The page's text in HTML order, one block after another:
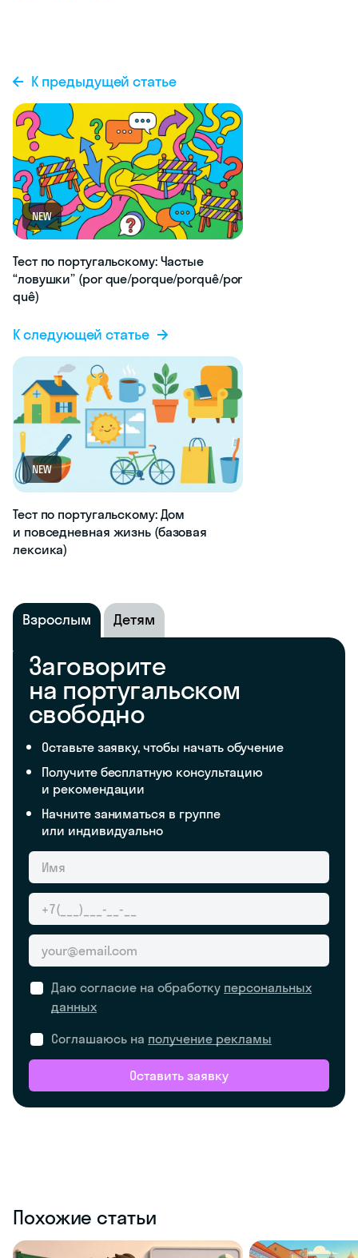
К предыдущей статье
NEW
Тест по португальскому: Частые
“ловушки” (por que/porque/porquê/por
quê)
К следующей статье
NEW
Тест по португальскому: Дом
и повседневная жизнь (базовая
лексика)
Взрослым Детям
Заговорите
на португальском
свободно
Оставьте заявку, чтобы начать обучение
Получите бесплатную консультацию
и рекомендации
Начните заниматься в группе
или индивидуально
Даю согласие на обработку персональных
данных
Соглашаюсь на получение рекламы
Оставить заявку
Похожие статьи